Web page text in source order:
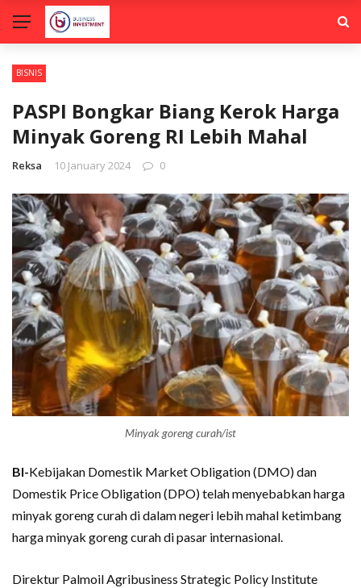
BISNIS
PASPI Bongkar Biang Kerok Harga
Minyak Goreng RI Lebih Mahal
Reksa 10 January 2024 0
Minyak goreng curah/ist
BI-Kebijakan Domestik Market Obligation (DMO) dan
Domestik Price Obligation (DPO) telah menyebabkan harga
minyak goreng curah di dalam negeri lebih mahal ketimbang
harga minyak goreng curah di pasar internasional.
Direktur Palmoil Agribusiness Strategic Policy Institute